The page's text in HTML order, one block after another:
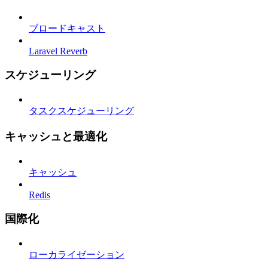
ブロードキャスト
Laravel Reverb
スケジューリング
タスクスケジューリング
キャッシュと最適化
キャッシュ
Redis
国際化
ローカライゼーション